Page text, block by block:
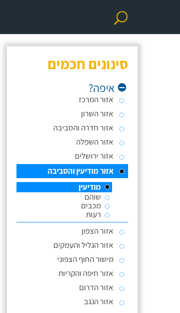
סינונים חכמים
איפה?
אזור המרכז
אזור השרון
אזור חדרה והסביבה
אזור השפלה
אזור ירושלים
אזור מודיעין והסביבה
מודיעין
שוהם
מכבים
רעות
אזור הצפון
אזור הגליל והעמקים
מישור החוף הצפוני
אזור חיפה והקריות
אזור הדרום
אזור הנגב